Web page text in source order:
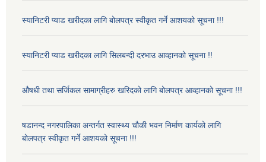
स्यानिटरी प्याड खरीदका लागि बोलपत्र स्वीकृत गर्ने आशयको सूचना !!!
स्यानिटरी प्याड खरीदका लागि सिलबन्दी दरभाउ आव्हानको सूचना !!
औषधी तथा सर्जिकल सामाग्रीहरु खरिदको लागि बोलपत्र आव्हानको सूचना !!!
षडानन्द नगरपालिका अन्तर्गत स्वास्थ्य चौकी भवन निर्माण कार्यको लागि
बोलपत्र स्वीकृत गर्ने आशयको सूचना !!!